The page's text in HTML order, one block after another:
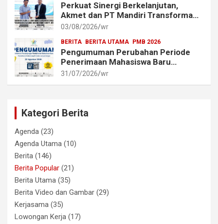
Perkuat Sinergi Berkelanjutan,
Akmet dan PT Mandiri Transforma
Global (MTG) Resmi Perpanjang
03/08/2026 wr
BERITA BERITA UTAMA PMB 2026
Pengumuman Perubahan Periode
Penerimaan Mahasiswa Baru
Akademi Metrologi dan
31/07/2026 wr
Kategori Berita
Agenda (23)
Agenda Utama (10)
Berita (146)
Berita Popular (21)
Berita Utama (35)
Berita Video dan Gambar (29)
Kerjasama (35)
Lowongan Kerja (17)